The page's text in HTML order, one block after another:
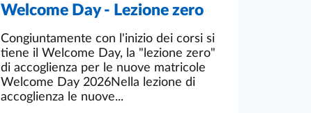
Welcome Day - Lezione zero
Congiuntamente con l'inizio dei corsi si
tiene il Welcome Day, la "lezione zero"
di accoglienza per le nuove matricole
Welcome Day 2026Nella lezione di
accoglienza le nuove...